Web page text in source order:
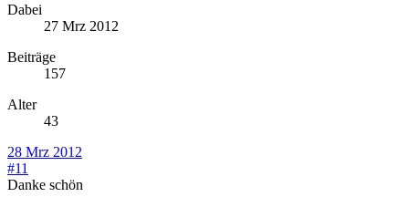
Dabei
27 Mrz 2012
Beiträge
157
Alter
43
28 Mrz 2012
#11
Danke schön